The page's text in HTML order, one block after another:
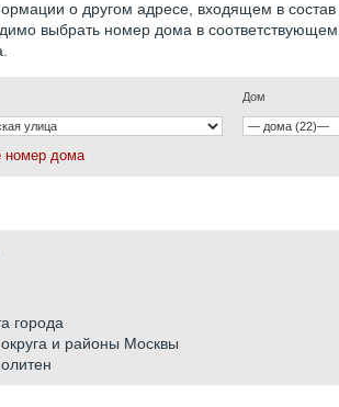
о другом адресе, входящем в состав
выбрать номер дома в соответствующем
Дом
номер дома
города
и районы Москвы